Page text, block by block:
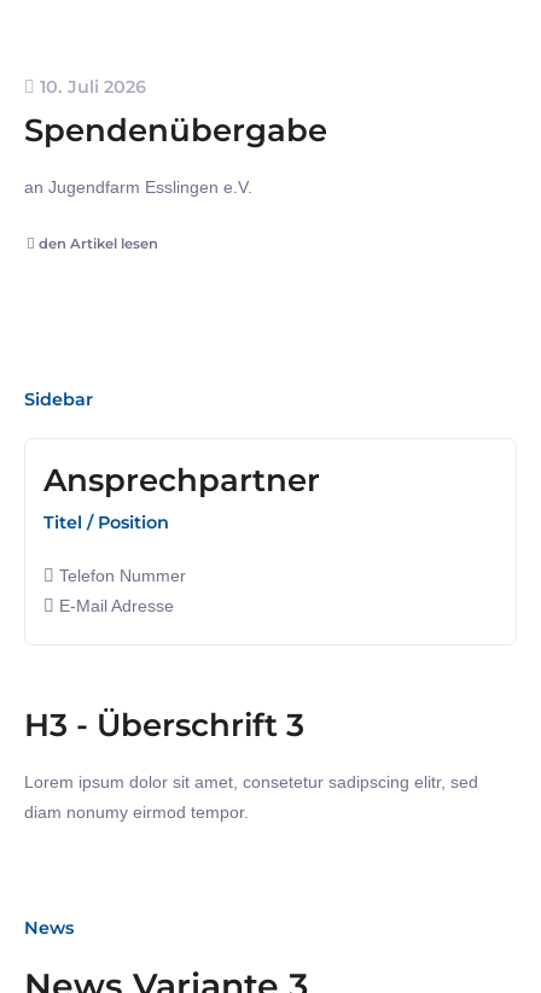
10. Juli 2026
Spendenübergabe
an Jugendfarm Esslingen e.V.
den Artikel lesen
Sidebar
Ansprechpartner
Titel / Position
Telefon Nummer
E-Mail Adresse
H3 - Überschrift 3
Lorem ipsum dolor sit amet, consetetur sadipscing elitr, sed
diam nonumy eirmod tempor.
News